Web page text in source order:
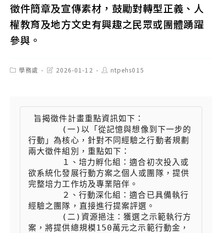
徵件簡章及宣傳素材，鼓勵對轉型正義、人
權教育及地方文史有興趣之民眾或團體踴躍
參與。
Post學務處
Post2026-01-12
Post
author:
ntpehs015
行動」為核心，針對不同經驗之行動者規劃
兩大徵件組別，重點如下：
欲系統化發展行動方案之個人或團隊，提供
完整培力工作坊及專業陪伴。
經驗之團隊，直接進行提案評選。
案，將提供總規模150萬元之示範行動金，